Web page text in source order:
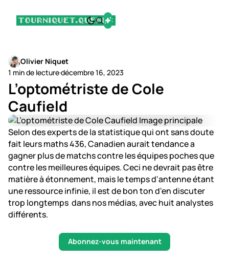
Olivier Niquet
1 min de lecture·décembre 16, 2023
L’optométriste de Cole
Caufield
Selon des experts de la statistique qui ont sans doute
fait leurs maths 436, Canadien aurait tendance a
gagner plus de matchs contre les équipes poches que
contre les meilleures équipes. Ceci ne devrait pas être
matière à étonnement, mais le temps d'antenne étant
une ressource infinie, il est de bon ton d'en discuter
trop longtemps dans nos médias, avec huit analystes
différents.
Abonnez-vous maintenant